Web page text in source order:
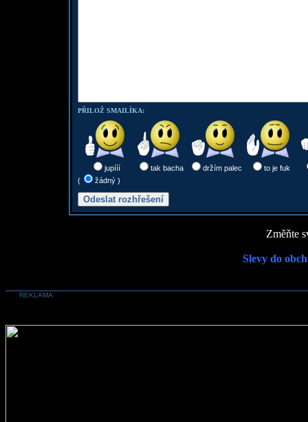
PŘILOŽ SMAILÍKA:
jupííí tak bacha držím palec
to je fuk
(
žádný )
Změňte
Slevy do
REKLAMA